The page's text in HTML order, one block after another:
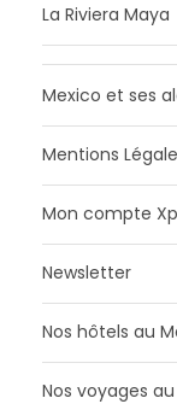
La Riviera Maya
Mexico et ses
Mentions
Mon compte
Newsletter
Nos hôtels au
Nos voyages